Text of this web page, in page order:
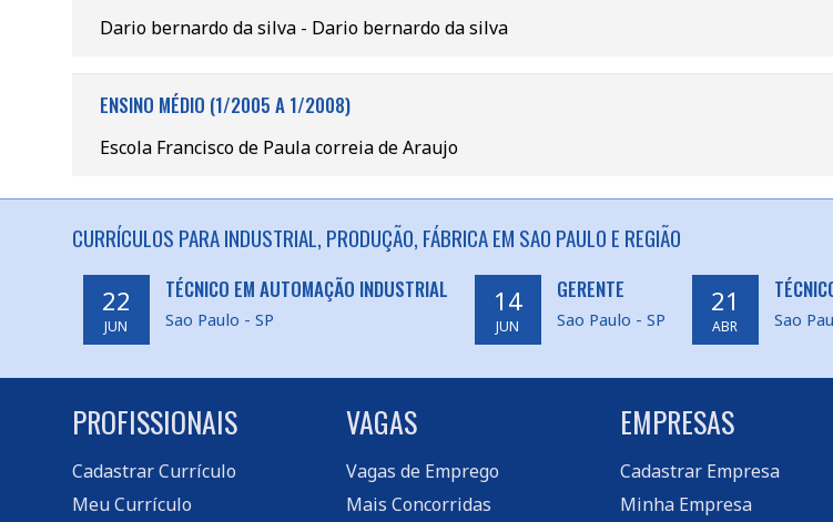
Dario bernardo da silva - Dario bernardo da silva
ENSINO MÉDIO (1/2005 A 1/2008)
Escola Francisco de Paula correia de Araujo
CURRÍCULOS PARA INDUSTRIAL, PRODUÇÃO, FÁBRICA EM SAO PAULO E REGIÃO
22
JUN
TÉCNICO EM AUTOMAÇÃO INDUSTRIAL
Sao Paulo - SP
14
JUN
GERENTE
Sao Paulo - SP
21
ABR Sao
PROFISSIONAIS
Cadastrar Currículo
Meu Currículo
VAGAS
Vagas de Emprego
Mais Concorridas
EMPRESAS
Cadastrar Empresa
Minha Empresa